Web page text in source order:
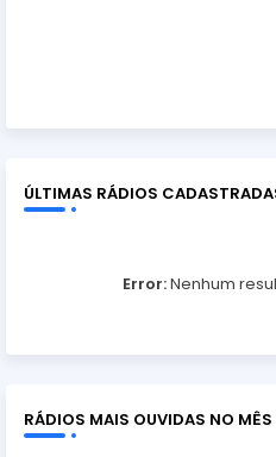
ÚLTIMAS RÁDIOS
Error:Nenhum
RÁDIOS MAIS OUVIDAS NO MÊS